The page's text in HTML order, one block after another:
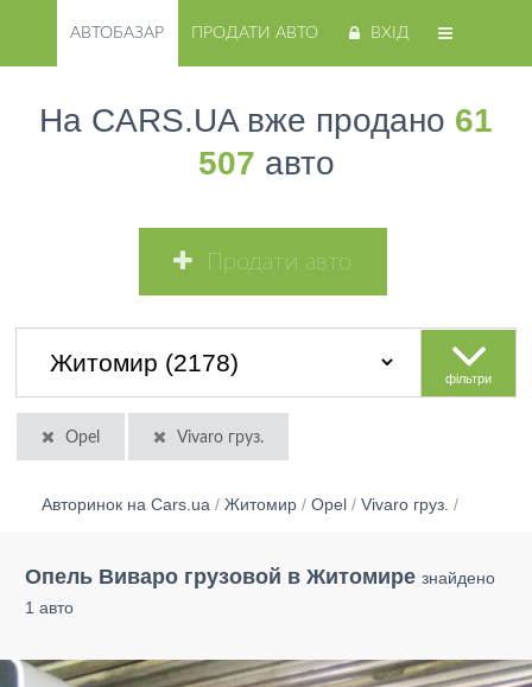
АВТОБАЗАР ПРОДАТИ АВТО ВХІД
На CARS.UA вже продано 61
507 авто
Продати авто
фільтри
Opel Vivaro груз.
Авторинок на Cars.ua / Житомир / Opel / Vivaro груз. /
Опель Виваро грузовой в Житомире знайдено
1 авто